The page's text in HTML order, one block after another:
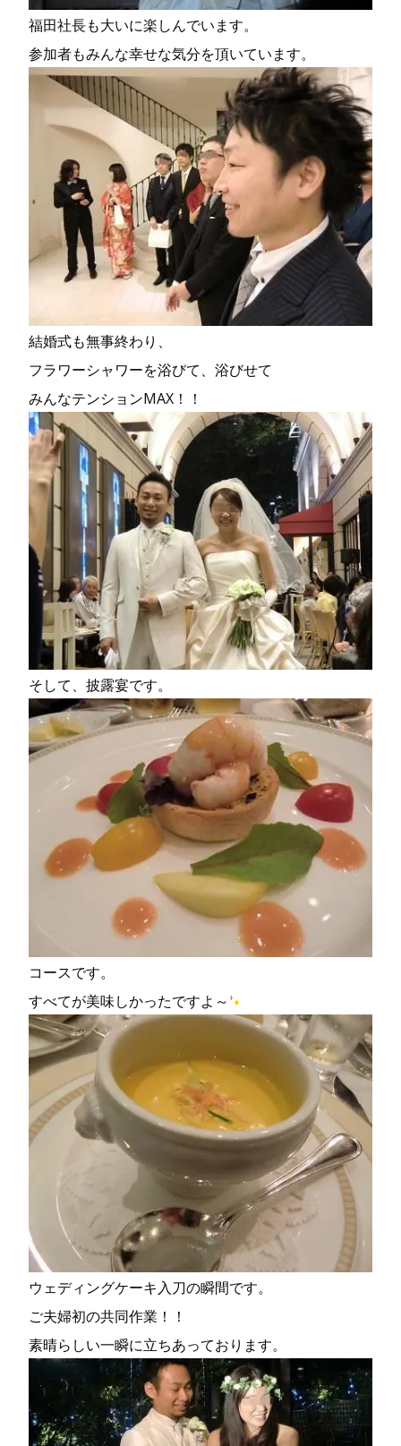
福田社長も大いに楽しんでいます。
参加者もみんな幸せな気分を頂いています。
結婚式も無事終わり、
フラワーシャワーを浴びて、浴びせて
みんなテンションMAX！！
そして、披露宴です。
コースです。
すべてが美味しかったですよ～
ウェディングケーキ入刀の瞬間です。
ご夫婦初の共同作業！！
素晴らしい一瞬に立ちあっております。